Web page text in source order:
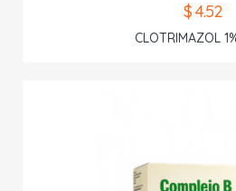
$ 4.52
CLOTRIMAZOL